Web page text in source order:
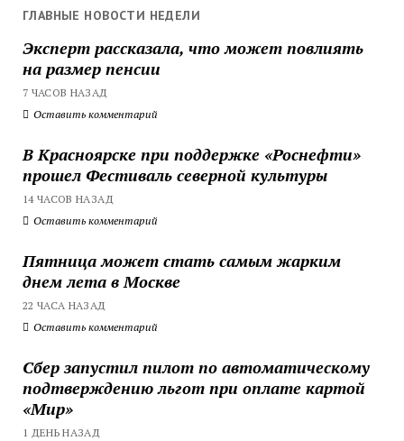
ГЛАВНЫЕ НОВОСТИ НЕДЕЛИ
Эксперт рассказала, что может повлиять
на размер пенсии
7 ЧАСОВ НАЗАД
Оставить комментарий
В Красноярске при поддержке «Роснефти»
прошел Фестиваль северной культуры
14 ЧАСОВ НАЗАД
Оставить комментарий
Пятница может стать самым жарким
днем лета в Москве
22 ЧАСА НАЗАД
Оставить комментарий
Сбер запустил пилот по автоматическому
подтверждению льгот при оплате картой
«Мир»
1 ДЕНЬ НАЗАД